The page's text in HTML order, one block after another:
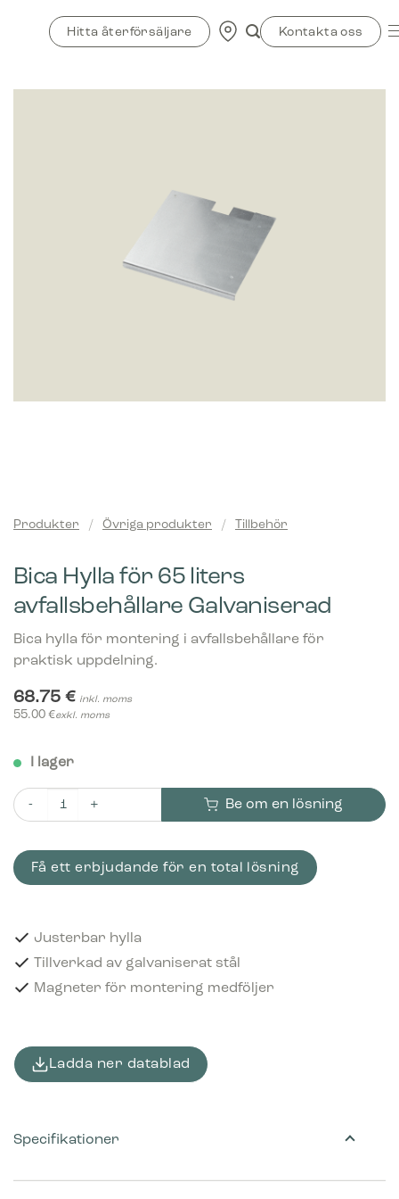
Hitta återförsäljare Kontakta oss
Produkter / Övriga produkter / Tillbehör
Bica Hylla för 65 liters
avfallsbehållare Galvaniserad
Bica hylla för montering i avfallsbehållare för
praktisk uppdelning.
68.75 € inkl. moms
55.00 €exkl. moms
I lager
Bica Hylla för 65 liters avfallsbehållare Galvaniserad mängd
Be om en lösning
Få ett erbjudande för en total lösning
Justerbar hylla
Tillverkad av galvaniserat stål
Magneter för montering medföljer
Ladda ner datablad
Specifikationer